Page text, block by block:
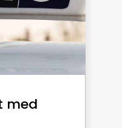
med